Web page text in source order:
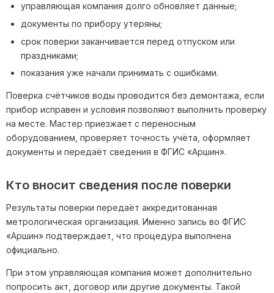
управляющая компания долго обновляет данные;
документы по прибору утеряны;
срок поверки заканчивается перед отпуском или
праздниками;
показания уже начали принимать с ошибками.
Поверка счётчиков воды проводится без демонтажа, если
прибор исправен и условия позволяют выполнить проверку
на месте. Мастер приезжает с переносным
оборудованием, проверяет точность учёта, оформляет
документы и передаёт сведения в ФГИС «Аршин».
Кто вносит сведения после поверки
Результаты поверки передаёт аккредитованная
метрологическая организация. Именно запись во ФГИС
«Аршин» подтверждает, что процедура выполнена
официально.
При этом управляющая компания может дополнительно
попросить акт, договор или другие документы. Такой